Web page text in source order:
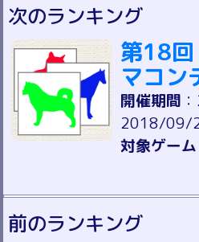
次のランキング
第18回
マコン
開催期間
2018/09/
対象ゲーム
前のランキング